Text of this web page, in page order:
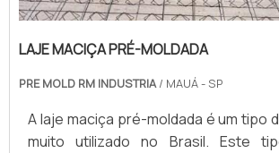
LAJE MACIÇA PRÉ-MOLDADA
PRE MOLD RM INDUSTRIA/ MAUÁ - SP
A laje maciça pré-moldada é um tipo
muito utilizado no Brasil. Este